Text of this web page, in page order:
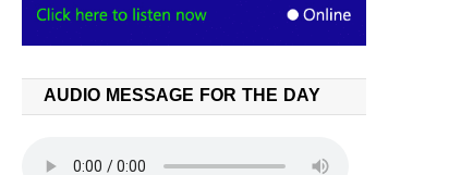
AUDIO MESSAGE FOR THE DAY